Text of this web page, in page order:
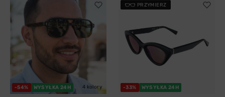
-54% WYSYŁKA 24H 4 kolory
PRZYMIERZ
-33% WYSYŁKA 24H